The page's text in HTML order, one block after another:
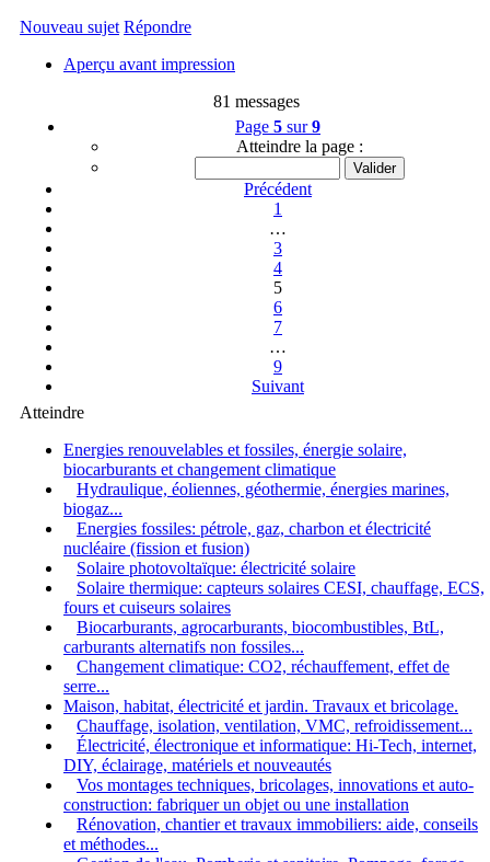
Nouveau sujet Répondre
Aperçu avant impression
81 messages
Page 5 sur9
Atteindre la page :
Précédent
1
…
3
4
5
6
7
…
9
Suivant
Atteindre
Energies renouvelables et fossiles, énergie solaire,
biocarburants et changement climatique
Hydraulique, éoliennes, géothermie, énergies marines,
biogaz...
Energies fossiles: pétrole, gaz, charbon et électricité
nucléaire (fission et fusion)
Solaire photovoltaïque: électricité solaire
Solaire thermique: capteurs solaires CESI, chauffage, ECS,
fours et cuiseurs solaires
Biocarburants, agrocarburants, biocombustibles, BtL,
carburants alternatifs non fossiles...
Changement climatique: CO2, réchauffement, effet de
serre...
Maison, habitat, électricité et jardin. Travaux et bricolage.
Chauffage, isolation, ventilation, VMC, refroidissement...
Électricité, électronique et informatique: Hi-Tech, internet,
DIY, éclairage, matériels et nouveautés
Vos montages techniques, bricolages, innovations et auto-
construction: fabriquer un objet ou une installation
Rénovation, chantier et travaux immobiliers: aide, conseils
et méthodes...